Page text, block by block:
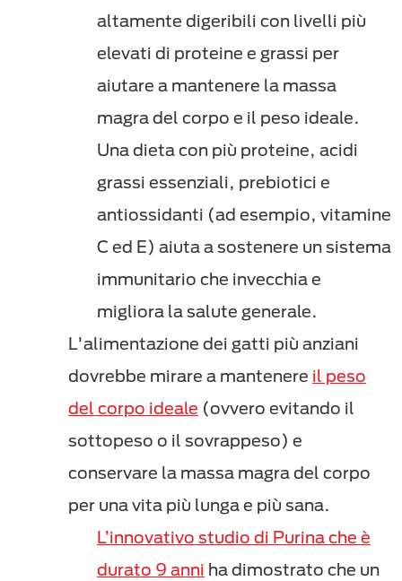
altamente digeribili con livelli più
elevati di proteine e grassi per
aiutare a mantenere la massa
magra del corpo e il peso ideale.
Una dieta con più proteine, acidi
grassi essenziali, prebiotici e
antiossidanti (ad esempio, vitamine
C ed E) aiuta a sostenere un sistema
immunitario che invecchia e
migliora la salute generale.
L'alimentazione dei gatti più anziani
dovrebbe mirare a mantenere il peso
del corpo ideale (ovvero evitando il
sottopeso o il sovrappeso) e
conservare la massa magra del corpo
per una vita più lunga e più sana.
L’innovativo studio di Purina che è
durato 9 anni ha dimostrato che un